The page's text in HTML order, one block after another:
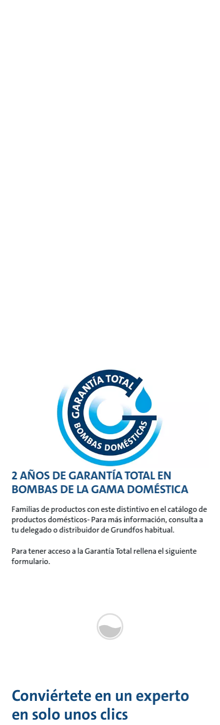
2 AÑOS DE GARANTÍA TOTAL EN
BOMBAS DE LA GAMA DOMÉSTICA
Familias de productos con este distintivo en el catálogo de
productos domésticos- Para más información, consulta a
tu delegado o distribuidor de Grundfos habitual.
Para tener acceso a la Garantía Total rellena el siguiente
formulario.
Conviértete en un experto
en solo unos clics